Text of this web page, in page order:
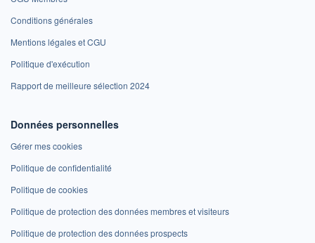
Conditions générales
Mentions légales et CGU
Politique d'exécution
Rapport de meilleure sélection 2024
Données personnelles
Gérer mes cookies
Politique de confidentialité
Politique de cookies
Politique de protection des données membres et visiteurs
Politique de protection des données prospects